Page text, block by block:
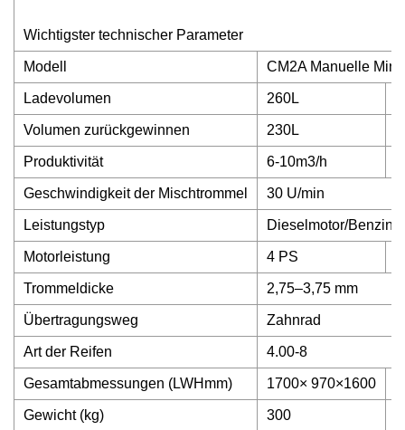
Wichtigster technischer Parameter
Modell CM2A Manuelle
Ladevolumen 260L
Volumen zurückgewinnen 230L
Produktivität 6-10m3/h
Geschwindigkeit der Mischtrommel 30 U/min
Leistungstyp Dieselmotor/
Motorleistung 4 PS
Trommeldicke 2,75–3,75 mm
Übertragungsweg Zahnrad
Art der Reifen 4.00-8
Gesamtabmessungen (LWHmm) 1700× 970×1600
Gewicht (kg) 300